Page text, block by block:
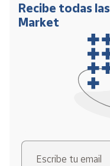
Recibe todas
Market
Escribe tu email